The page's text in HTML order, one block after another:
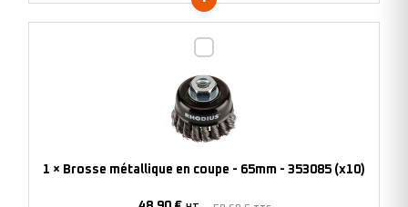
en
coupe
-
1 × Brosse métallique en coupe - 65mm - 353085 (x10)